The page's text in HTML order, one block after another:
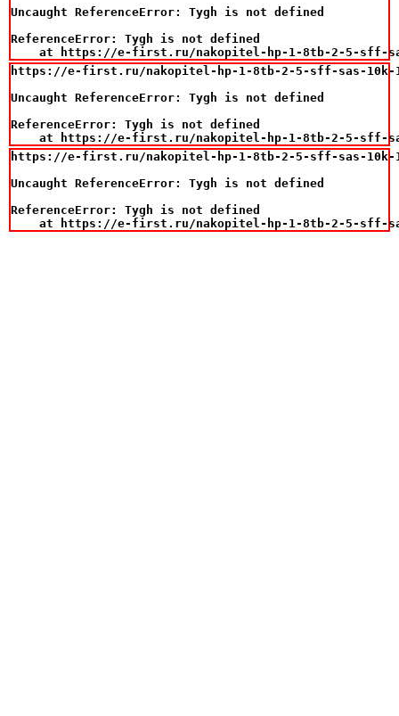
Uncaught ReferenceError: Tygh is not defined
ReferenceError: Tygh is not defined
at https://e-first.ru/nakopitel-hp-1-8tb-2-5-
https://e-first.ru/nakopitel-hp-1-8tb-2-5-sff-sas-10k-
Uncaught ReferenceError: Tygh is not defined
ReferenceError: Tygh is not defined
at https://e-first.ru/nakopitel-hp-1-8tb-2-5-
https://e-first.ru/nakopitel-hp-1-8tb-2-5-sff-sas-10k-
Uncaught ReferenceError: Tygh is not defined
ReferenceError: Tygh is not defined
at https://e-first.ru/nakopitel-hp-1-8tb-2-5-